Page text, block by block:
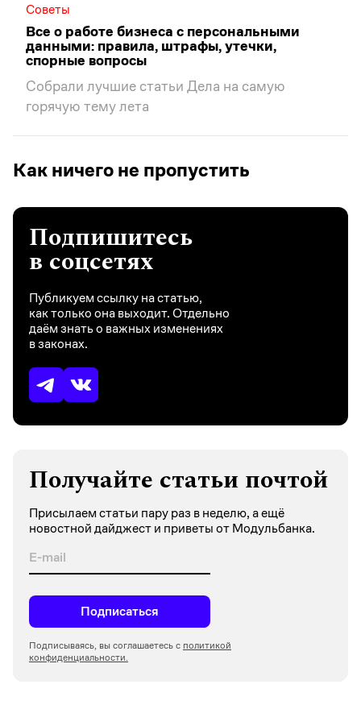
Советы
Все о работе бизнеса с персональными
данными: правила, штрафы, утечки,
спорные вопросы
Собрали лучшие статьи Дела на самую
горячую тему лета
Как ничего не пропустить
Подпишитесь
в соцсетях
Публикуем ссылку на статью,
как только она выходит. Отдельно
даём знать о важных изменениях
в законах.
Получайте статьи почтой
Присылаем статьи пару раз в неделю, а ещё
новостной дайджест и приветы от Модульбанка.
Подписаться
Подписываясь, вы соглашаетесь с политикой
конфиденциальности.